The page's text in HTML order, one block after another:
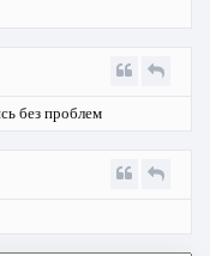
без проблем